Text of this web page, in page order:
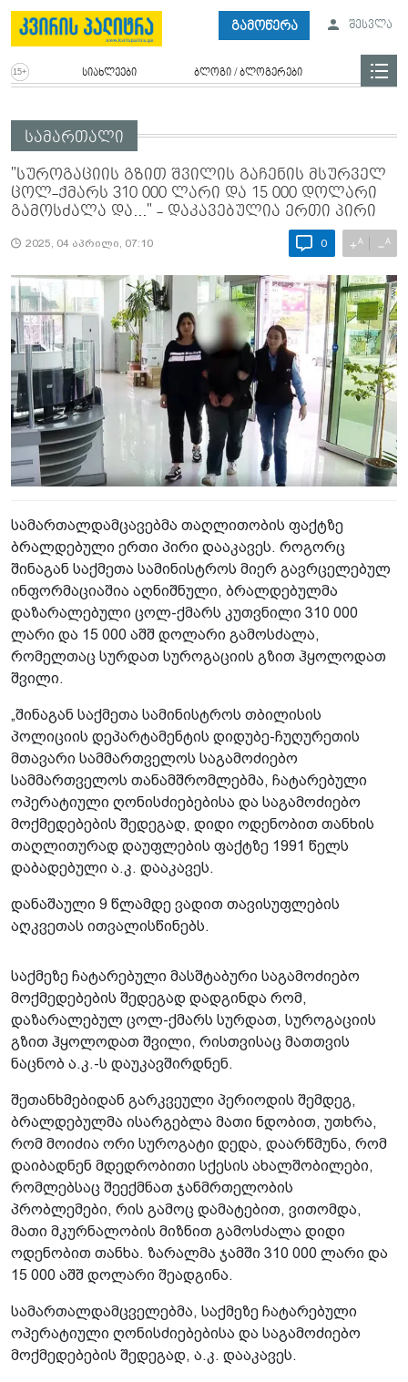
გამოწერა შესვლა
სიახლეები ბლოგი / ბლოგერები
სამართალი
"სუროგაციის გზით შვილის გაჩენის მსურველ
ცოლ-ქმარს 310 000 ლარი და 15 000 დოლარი
გამოსძალა და..." - დაკავებულია ერთი პირი
2025, 04 აპრილი, 07:10 0 +A −A
სამართალდამცავებმა თაღლითობის ფაქტზე
ბრალდებული ერთი პირი დააკავეს. როგორც
შინაგან საქმეთა სამინისტროს მიერ გავრცელებულ
ინფორმაციაშია აღნიშნული, ბრალდებულმა
დაზარალებული ცოლ-ქმარს კუთვნილი 310 000
ლარი და 15 000 აშშ დოლარი გამოსძალა,
რომელთაც სურდათ სუროგაციის გზით ჰყოლოდათ
შვილი.
„შინაგან საქმეთა სამინისტროს თბილისის
პოლიციის დეპარტამენტის დიდუბე-ჩუღურეთის
მთავარი სამმართველოს საგამოძიებო
სამმართველოს თანამშრომლებმა, ჩატარებული
ოპერატიული ღონისძიებებისა და საგამოძიებო
მოქმედებების შედეგად, დიდი ოდენობით თანხის
თაღლითურად დაუფლების ფაქტზე 1991 წელს
დაბადებული ა.კ. დააკავეს.
დანაშაული 9 წლამდე ვადით თავისუფლების
აღკვეთას ითვალისწინებს.
საქმეზე ჩატარებული მასშტაბური საგამოძიებო
მოქმედებების შედეგად დადგინდა რომ,
დაზარალებულ ცოლ-ქმარს სურდათ, სუროგაციის
გზით ჰყოლოდათ შვილი, რისთვისაც მათთვის
ნაცნობ ა.კ.-ს დაუკავშირდნენ.
შეთანხმებიდან გარკვეული პერიოდის შემდეგ,
ბრალდებულმა ისარგებლა მათი ნდობით, უთხრა,
რომ მოიძია ორი სუროგატი დედა, დაარწმუნა, რომ
დაიბადნენ მდედრობითი სქესის ახალშობილები,
რომლებსაც შეექმნათ ჯანმრთელობის
პრობლემები, რის გამოც დამატებით, ვითომდა,
მათი მკურნალობის მიზნით გამოსძალა დიდი
ოდენობით თანხა. ზარალმა ჯამში 310 000 ლარი და
15 000 აშშ დოლარი შეადგინა.
სამართალდამცველებმა, საქმეზე ჩატარებული
ოპერატიული ღონისძიებებისა და საგამოძიებო
მოქმედებების შედეგად, ა.კ. დააკავეს.